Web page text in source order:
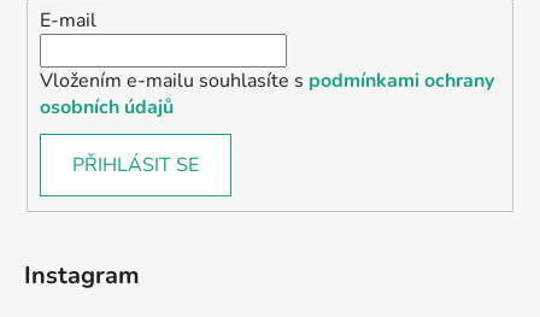
E-mail
Vložením e-mailu souhlasíte s podmínkami ochrany
osobních údajů
PŘIHLÁSIT SE
Instagram